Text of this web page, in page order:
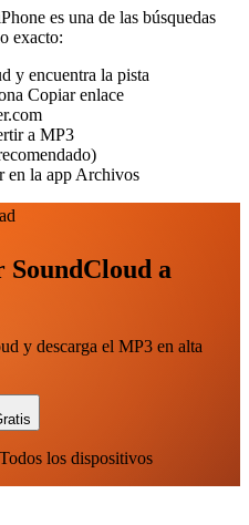
es una de las búsquedas
exacto:
y encuentra la pista
Copiar enlace
a MP3
en la app Archivos
a
y descarga el MP3 en alta
los dispositivos